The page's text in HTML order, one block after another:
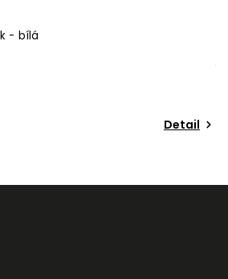
Dřevěný rám Lothbrok - bílá
Detail